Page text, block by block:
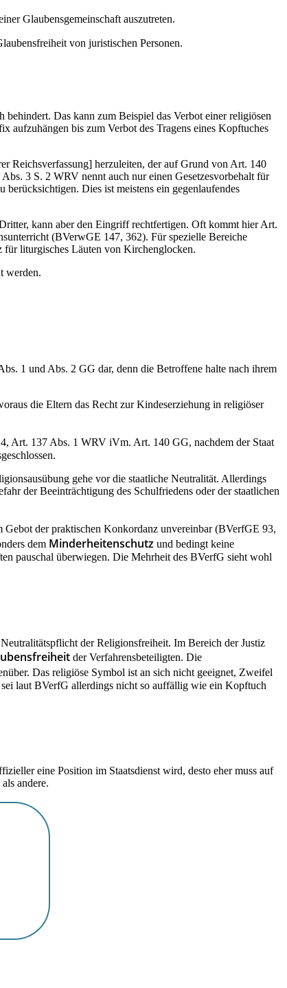
Glaubensgemeinschaft auszutreten.
von juristischen Personen.
Das kann zum Beispiel das Verbot einer religiösen
bis zum Verbot des Tragens eines Kopftuches
Reichsverfassung] herzuleiten, der auf Grund von Art. 140
3 S. 2 WRV nennt auch nur einen Gesetzesvorbehalt für
Dies ist meistens ein gegenlaufendes
kann aber den Eingriff rechtfertigen. Oft kommt hier Art.
(BVerwGE 147, 362). Für spezielle Bereiche
für liturgisches Läuten von Kirchenglocken.
werden.
1 und Abs. 2 GG dar, denn die Betroffene halte nach ihrem
die Eltern das Recht zur Kindeserziehung in religiöser
Art. 137 Abs. 1 WRV iVm. Art. 140 GG, nachdem der Staat
gehe vor die staatliche Neutralität. Allerdings
der Beeinträchtigung des Schulfriedens oder der staatlichen
Gebot der praktischen Konkordanz unvereinbar (BVerfGE 93,
dem Minderheitenschutz und bedingt keine
pauschal überwiegen. Die Mehrheit des BVerfG sieht wohl
der Religionsfreiheit. Im Bereich der Justiz
der Verfahrensbeteiligten. Die
Das religiöse Symbol ist an sich nicht geeignet, Zweifel
laut BVerfG allerdings nicht so auffällig wie ein Kopftuch
eine Position im Staatsdienst wird, desto eher muss auf
andere.